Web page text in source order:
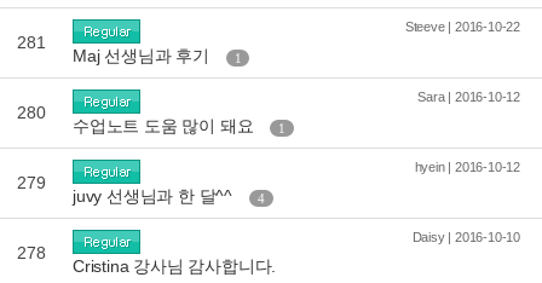
281
Steeve | 2016-10-22
Maj 선생님과 후기 1
280
Sara | 2016-10-12
수업노트 도움 많이 돼요 1
279
hyein | 2016-10-12
juvy 선생님과 한 달^^ 4
278
Daisy | 2016-10-10
Cristina 강사님 감사합니다.